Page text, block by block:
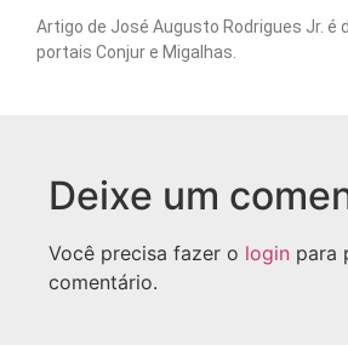
Artigo de José Augusto Rodrigues Jr. é
portais Conjur e Migalhas.
Deixe um
Você precisa fazer o login para
comentário.